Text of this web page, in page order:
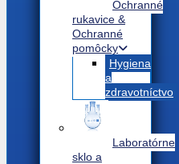
Ochranné
rukavice &
Ochranné
pomôcky
Hygiena
a
zdravotníctvo
Laboratórne
sklo a